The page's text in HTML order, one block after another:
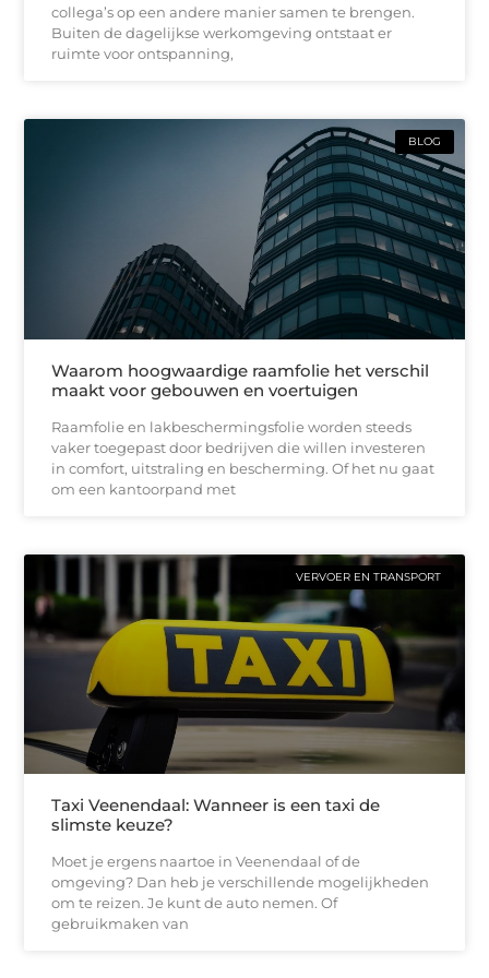
collega’s op een andere manier samen te brengen.
Buiten de dagelijkse werkomgeving ontstaat er
ruimte voor ontspanning,
BLOG
Waarom hoogwaardige raamfolie het verschil
maakt voor gebouwen en voertuigen
Raamfolie en lakbeschermingsfolie worden steeds
vaker toegepast door bedrijven die willen investeren
in comfort, uitstraling en bescherming. Of het nu gaat
om een kantoorpand met
VERVOER EN TRANSPORT
Taxi Veenendaal: Wanneer is een taxi de
slimste keuze?
Moet je ergens naartoe in Veenendaal of de
omgeving? Dan heb je verschillende mogelijkheden
om te reizen. Je kunt de auto nemen. Of
gebruikmaken van